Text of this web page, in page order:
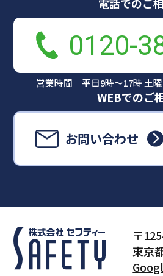
0120-
営業時間 平日9時～17時 土
WEBでのご
お問い合わせ
〒
東京